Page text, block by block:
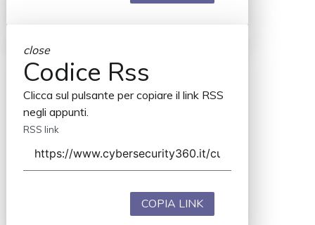
close
Codice Rss
Clicca sul pulsante per copiare il link RSS
negli appunti.
RSS link
COPIA LINK